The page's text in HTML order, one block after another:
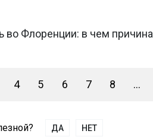
Флоренции: в чем причина
4 5 6 7 8 ...
ДА НЕТ